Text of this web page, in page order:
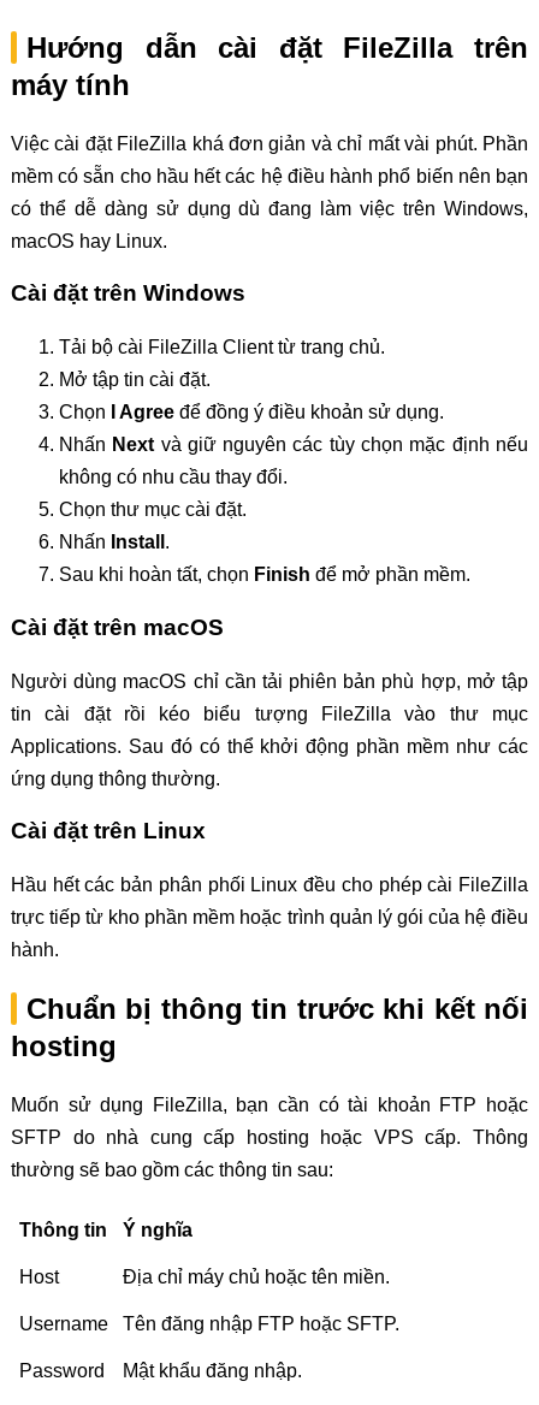
Hướng dẫn cài đặt FileZilla trên
máy tính
Việc cài đặt FileZilla khá đơn giản và chỉ mất vài phút. Phần
mềm có sẵn cho hầu hết các hệ điều hành phổ biến nên bạn
có thể dễ dàng sử dụng dù đang làm việc trên Windows,
macOS hay Linux.
Cài đặt trên Windows
Tải bộ cài FileZilla Client từ trang chủ.
Mở tập tin cài đặt.
Chọn
I Agreeđể đồng ý điều khoản sử dụng.
Nhấn Next và giữ nguyên các tùy chọn mặc định nếu
không có nhu cầu thay đổi.
Chọn thư mục cài đặt.
Nhấn Install .
Sau khi hoàn tất, chọn Finish để mở phần mềm.
Cài đặt trên macOS
Người dùng macOS chỉ cần tải phiên bản phù hợp, mở tập
tin cài đặt rồi kéo biểu tượng FileZilla vào thư mục
Applications. Sau đó có thể khởi động phần mềm như các
ứng dụng thông thường.
Cài đặt trên Linux
Hầu hết các bản phân phối Linux đều cho phép cài FileZilla
trực tiếp từ kho phần mềm hoặc trình quản lý gói của hệ điều
hành.
Chuẩn bị thông tin trước khi kết nối
hosting
Muốn sử dụng FileZilla, bạn cần có tài khoản FTP hoặc
SFTP do nhà cung cấp hosting hoặc VPS cấp. Thông
thường sẽ bao gồm các thông tin sau:
Thông tin Ý nghĩa
Host Địa chỉ máy chủ hoặc tên miền.
Username Tên đăng nhập FTP hoặc SFTP.
Password Mật khẩu đăng nhập.